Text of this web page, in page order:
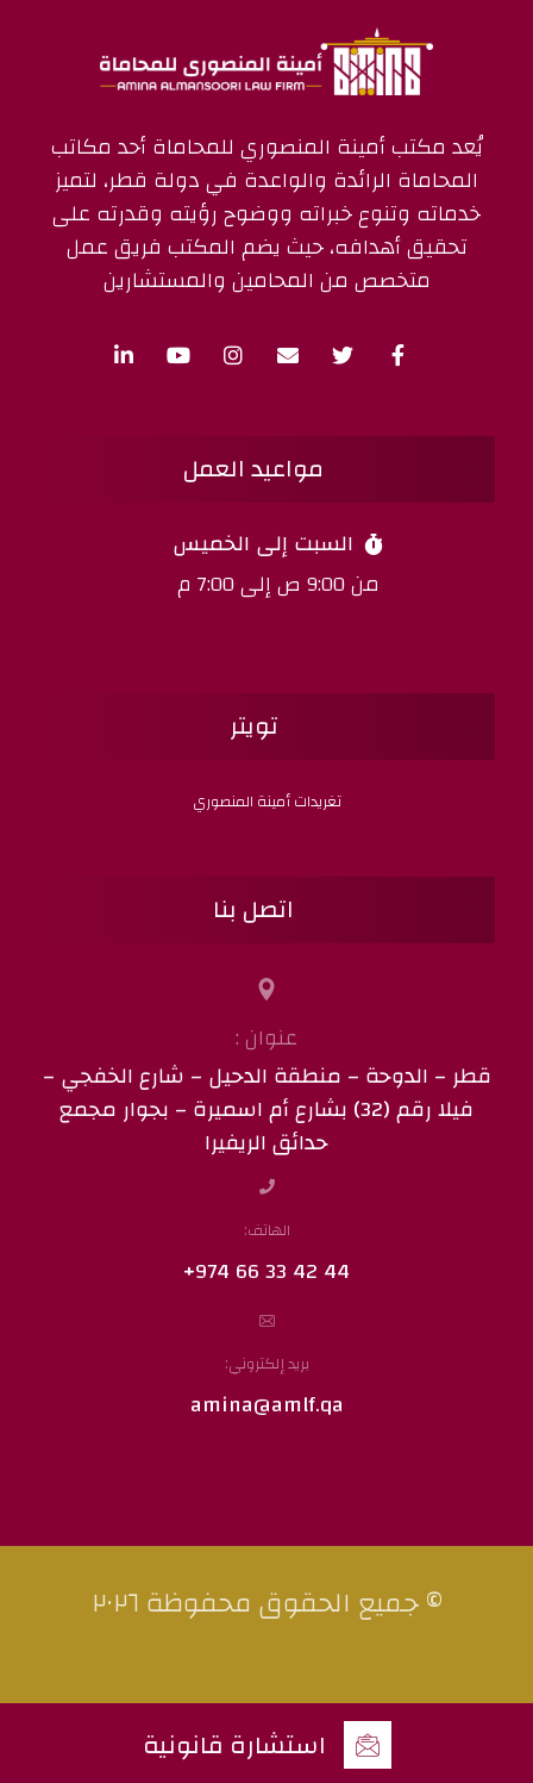
يُعد مكتب أمينة المنصوري للمحاماة أحد مكاتب
المحاماة الرائدة والواعدة في دولة قطر، لتميز
خدماته وتنوع خبراته ووضوح رؤيته وقدرته على
تحقيق أهدافه، حيث يضم المكتب فريق عمل
متخصص من المحامين والمستشارين
مواعيد العمل
السبت إلى الخميس
من 9:00 ص إلى 7:00 م
تويتر
تغريدات أمينة المنصوري
اتصل بنا
عنوان :
قطر – الدوحة – منطقة الدحيل – شارع الخفجي –
فيلا رقم (32) بشارع أم اسميرة – بجوار مجمع
حدائق الريفيرا
الهاتف:
44 42 33 66 974+
بريد إلكتروني:
amina@amlf.qa
© جميع الحقوق محفوظة ٢٠٢٦
استشارة قانونية